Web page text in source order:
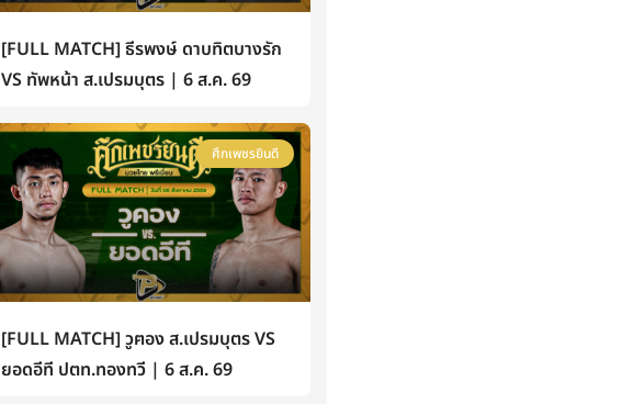
[FULL MATCH] ธีรพงษ์ ดาบทิตบางรัก
VS ทัพหน้า ส.เปรมบุตร | 6 ส.ค. 69
ศึกเพชรยินดี
[FULL MATCH] วูฅอง ส.เปรมบุตร VS
ยอดอีที ปตท.ทองทวี | 6 ส.ค. 69